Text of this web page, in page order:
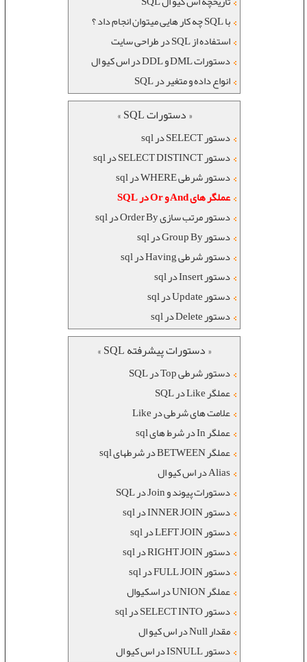
با SQL چه کار هایی میتوان انجام داد ؟
استفاده از SQL در طراحی سایت
دستورات DML و DDL در اس کیو ال
انواع داده و متغیر در SQL
« دستورات SQL »
دستور SELECT در sql
دستور SELECT DISTINCT در sql
دستور شرطی WHERE در sql
عملگر های And و Or در SQL
دستور مرتب سازی Order By در sql
دستور Group By در sql
دستور شرطی Having در sql
دستور Insert در sql
دستور Update در sql
دستور Delete در sql
« دستورات پیشرفته SQL »
دستور شرطی Top در SQL
عملگر Like در SQL
علامت های شرطی در Like
عملگر In در شرط های sql
عملگر BETWEEN در شرطهای sql
Alias در اس کیو ال
دستورات پیوند و Join در SQL
دستور INNER JOIN در sql
دستور LEFT JOIN در sql
دستور RIGHT JOIN در sql
دستور FULL JOIN در sql
عملگر UNION در اسکیوال
دستور SELECT INTO در sql
مقدار Null در اس کیو ال
دستور ISNULL در اس کیو ال